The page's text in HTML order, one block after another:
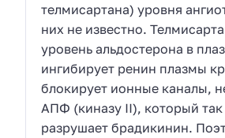
телмисартана) уровня
них не известно.
уровень альдостерона в
ингибирует ренин плазмы
блокирует ионные каналы,
АПФ (киназу II), который
разрушает брадикинин.